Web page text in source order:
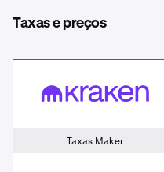
Taxas e preços
Kraken
Taxas Maker